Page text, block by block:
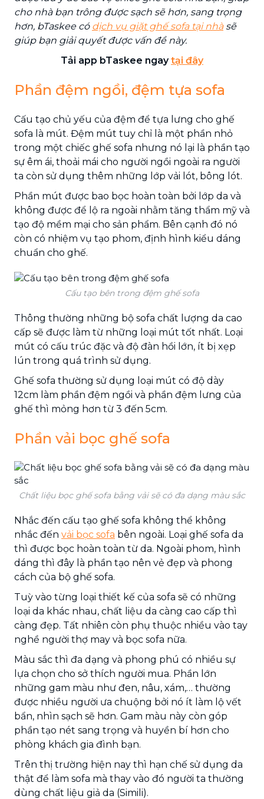
cho nhà bạn trông được sạch sẽ hơn, sang trọng
hơn, bTaskee có dịch vụ giặt ghế sofa tại nhàsẽ
giúp bạn giải quyết được vấn đề này.
Tải app bTaskee ngaytại đây
Phần đệm ngồi, đệm tựa sofa
Cấu tạo chủ yếu của đệm để tựa lưng cho ghế
sofa là mút. Đệm mút tuy chỉ là một phần nhỏ
trong một chiếc ghế sofa nhưng nó lại là phần tạo
sự êm ái, thoải mái cho người ngồi ngoài ra người
ta còn sử dụng thêm những lớp vải lót, bông lót.
Phần mút được bao bọc hoàn toàn bởi lớp da và
không được để lộ ra ngoài nhằm tăng thẩm mỹ và
tạo độ mềm mại cho sản phẩm. Bên cạnh đó nó
còn có nhiệm vụ tạo phom, định hình kiểu dáng
chuẩn cho ghế.
Cấu tạo bên trong đệm ghế sofa
Thông thường những bộ sofa chất lượng da cao
cấp sẽ được làm từ những loại mút tốt nhất. Loại
mút có cấu trúc đặc và độ đàn hồi lớn, ít bị xẹp
lún trong quá trình sử dụng.
Ghế sofa thường sử dụng loại mút có độ dày
12cm làm phần đệm ngồi và phần đệm lưng của
ghế thì mỏng hơn từ 3 đến 5cm.
Phần vải bọc ghế sofa
Chất liệu bọc ghế sofa bằng vải sẽ có đa dạng màu sắc
Nhắc đến cấu tạo ghế sofa không thể không
nhắc đến vải bọc sofa bên ngoài. Loại ghế sofa da
thì được bọc hoàn toàn từ da. Ngoài phom, hình
dáng thì đây là phần tạo nên vẻ đẹp và phong
cách của bộ ghế sofa.
Tuỳ vào từng loại thiết kế của sofa sẽ có những
loại da khác nhau, chất liệu da càng cao cấp thì
càng đẹp. Tất nhiên còn phụ thuộc nhiều vào tay
nghề người thợ may và bọc sofa nữa.
Màu sắc thì đa dạng và phong phú có nhiều sự
lựa chọn cho sở thích người mua. Phần lớn
những gam màu như đen, nâu, xám,… thường
được nhiều người ưa chuộng bởi nó ít làm lộ vết
bẩn, nhìn sạch sẽ hơn. Gam màu này còn góp
phần tạo nét sang trọng và huyền bí hơn cho
phòng khách gia đình bạn.
Trên thị trường hiện nay thì hạn chế sử dụng da
thật để làm sofa mà thay vào đó người ta thường
dùng chất liệu giả da (Simili).